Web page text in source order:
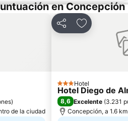
en Concepción
)
de la ciudad
CompartirAgregar a
3 Estrellas
Hotel
Hotel Diego de
8,6 Excelente (3.231
Concepción, a 1.6